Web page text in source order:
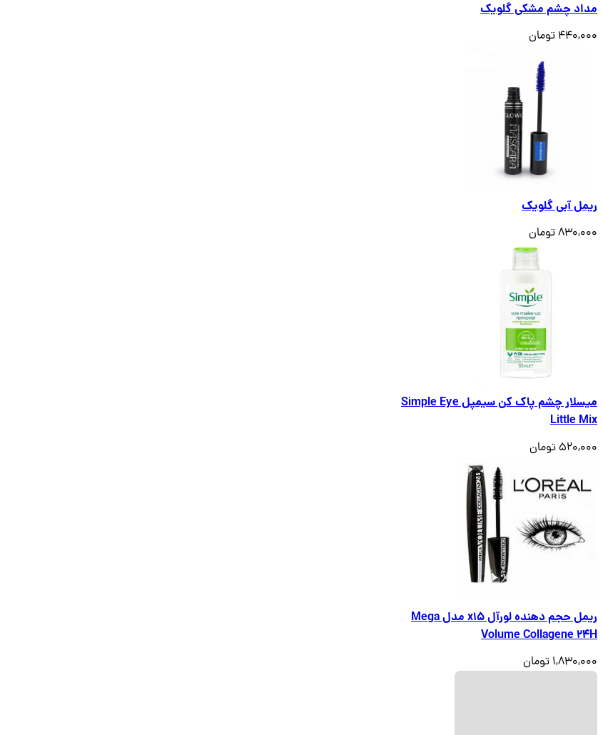
مداد چشم مشکی گلویک
440,000 تومان
ریمل آبی گلویک
830,000 تومان
میسلار چشم پاک کن سیمپل Simple Eye
Little Mix
520,000 تومان
ریمل حجم دهنده لورآل x15 مدل Mega
Volume Collagene 24H
1,830,000 تومان